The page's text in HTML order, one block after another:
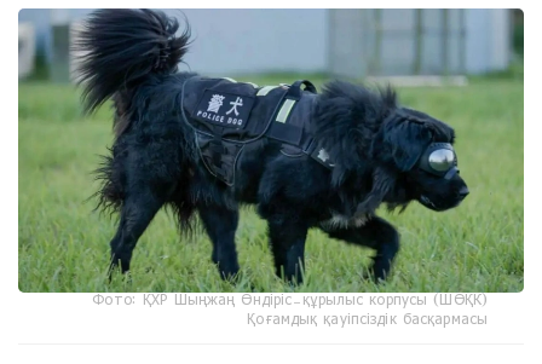
Фото: ҚХР Шыңжаң Өндіріс-құрылыс корпусы (ШӨҚК)
Қоғамдық қауіпсіздік басқармасы